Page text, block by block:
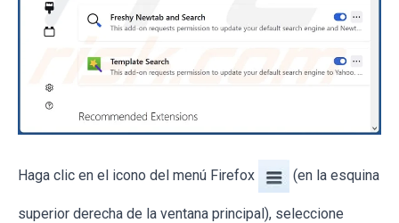
Haga clic en el icono del menú Firefox (en la esquina
superior derecha de la ventana principal), seleccione